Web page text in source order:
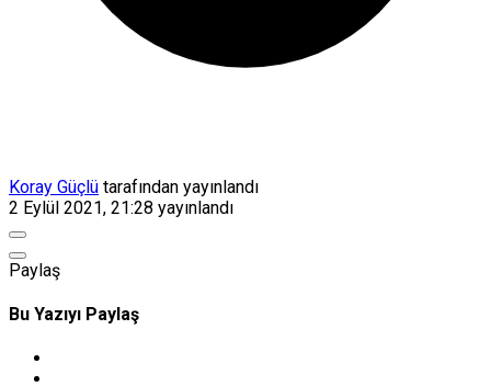
Koray Güçlü tarafından yayınlandı
2 Eylül 2021, 21:28 yayınlandı
Paylaş
Bu Yazıyı Paylaş